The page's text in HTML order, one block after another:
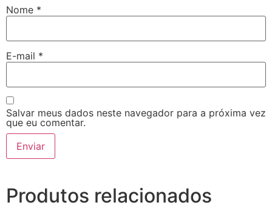
Nome *
E-mail *
Salvar meus dados neste navegador para a próxima vez
que eu comentar.
Produtos relacionados